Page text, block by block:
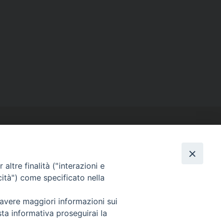
SEGUICI SU
Facebook
Instagram
X YouTube
altre finalità ("interazioni e
come specificato nella
maggiori informazioni sui
informativa proseguirai la